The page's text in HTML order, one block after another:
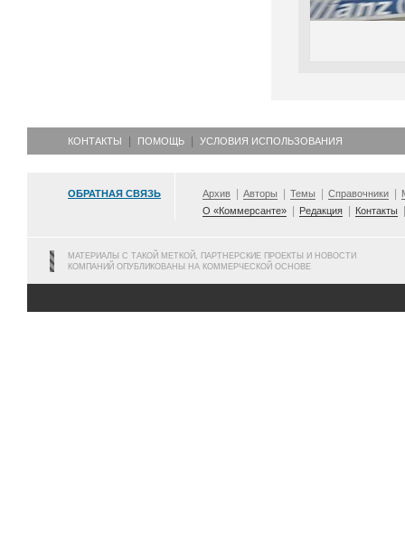
КОНТАКТЫ ПОМОЩЬ УСЛОВИЯ ИСПОЛЬЗОВАНИЯ
ОБРАТНАЯ СВЯЗЬ Архив Авторы Темы Справочники
О «Коммерсанте»
Редакция Контакты
МАТЕРИАЛЫ С ТАКОЙ МЕТКОЙ, ПАРТНЕРСКИЕ ПРОЕКТЫ И НОВОСТИ
КОМПАНИЙ ОПУБЛИКОВАНЫ НА КОММЕРЧЕСКОЙ ОСНОВЕ